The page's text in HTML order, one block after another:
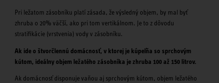
Pri ležatom zásobníku platí zásada, že výsledný objem, by mal byť
zhruba o 20% väčší, ako pri tom vertikálnom. Je to z dôvodu
stratifikácie (vrstvenia) vody v zásobníku.
Ak ide o štvorčlennú domácnosť, v ktorej je kúpeľňa so sprchovým
kútom, ideálny objem ležatého zásobníka je zhruba 100 až 150 litrov.
Ak domácnosť disponuje vaňou aj sprchovým kútom, objem ležatého